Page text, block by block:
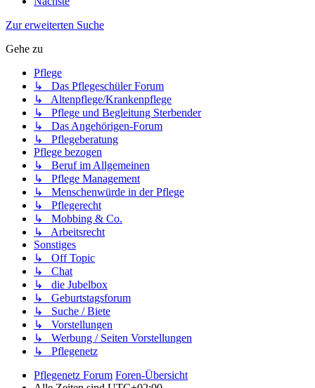
Zur erweiterten Suche
Gehe zu
Pflege
↳ Das Pflegeschüler Forum
↳ Altenpflege/Krankenpflege
↳ Pflege und Begleitung Sterbender
↳ Das Angehörigen-Forum
↳ Pflegeberatung
Pflege bezogen
↳ Beruf im Allgemeinen
↳ Pflege Management
↳ Menschenwürde in der Pflege
↳ Pflegerecht
↳ Mobbing & Co.
↳ Arbeitsrecht
Sonstiges
↳ Off Topic
↳ Chat
↳ die Jubelbox
↳ Geburtstagsforum
↳ Suche / Biete
↳ Vorstellungen
↳ Werbung / Seiten Vorstellungen
↳ Pflegenetz
Pflegenetz Forum Foren-Übersicht